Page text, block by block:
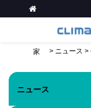
家 > ニュース >
ニュース